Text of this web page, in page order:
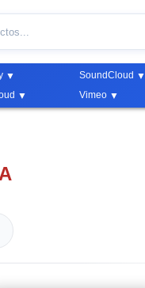
SoundCloud
Vimeo